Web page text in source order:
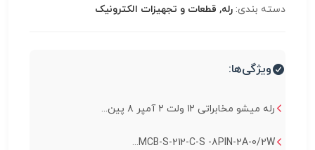
دسته بندی: رله, قطعات و تجهیزات الکترونیک
ویژگی‌ها:
رله میشو مخابراتی ۱۲ ولت ۲ آمپر ۸ پین...
MCB-S-212-C-S -8PIN-2A-0/2W...